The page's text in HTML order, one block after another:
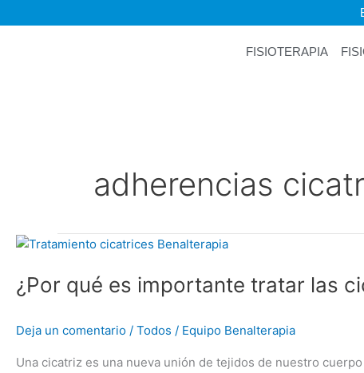
al
FISIOTERAPIA
adherencias
¿Por qué es importante tratar las
Deja un comentario / Todos / Equipo Benalterapia
Una cicatriz es una nueva unión de tejidos de nuestro
¿Por
es
importante
las
cicatrices?